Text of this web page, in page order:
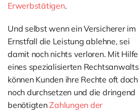
Erwerbstätigen.
Und selbst wenn ein Versicherer im
Ernstfall die Leistung ablehne, sei
damit noch nichts verloren. Mit Hilfe
eines spezialisierten Rechtsanwalts
können Kunden ihre Rechte oft doch
noch durchsetzen und die dringend
benötigtenZahlungen der